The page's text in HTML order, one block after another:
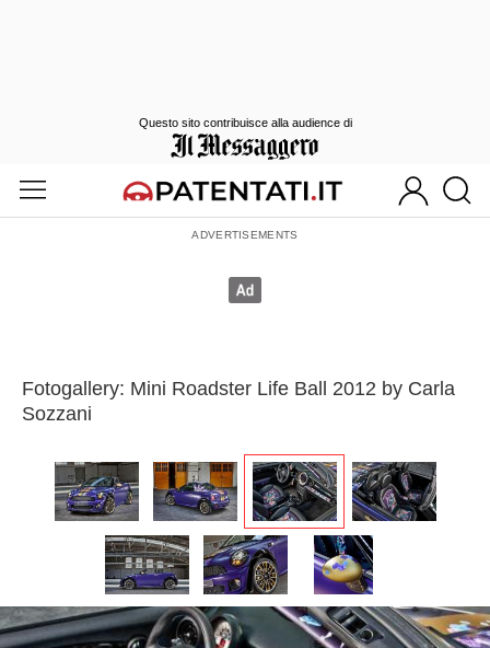
Fotogallery: Mini Roadster Life Ball 2012 by Carla
Sozzani
Questo sito contribuisce alla audience di